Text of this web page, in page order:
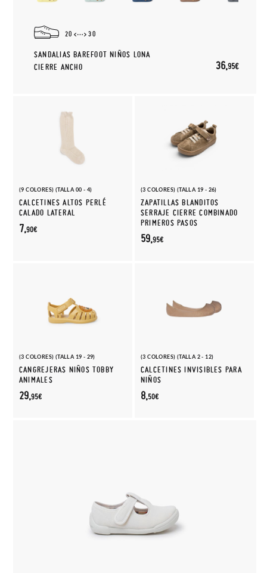
20 30
SANDALIAS BAREFOOT NIÑOS LONA
CIERRE ANCHO
36,95€
(9 COLORES) (TALLA 00 - 4)
CALCETINES ALTOS PERLÉ
CALADO LATERAL
7,90€
(3 COLORES) (TALLA 19 - 26)
ZAPATILLAS BLANDITOS
SERRAJE CIERRE COMBINADO
PRIMEROS PASOS
59,95€
(3 COLORES) (TALLA 19 - 29)
CANGREJERAS NIÑOS TOBBY
ANIMALES
29,95€
(3 COLORES) (TALLA 2 - 12)
CALCETINES INVISIBLES PARA
NIÑOS
8,50€